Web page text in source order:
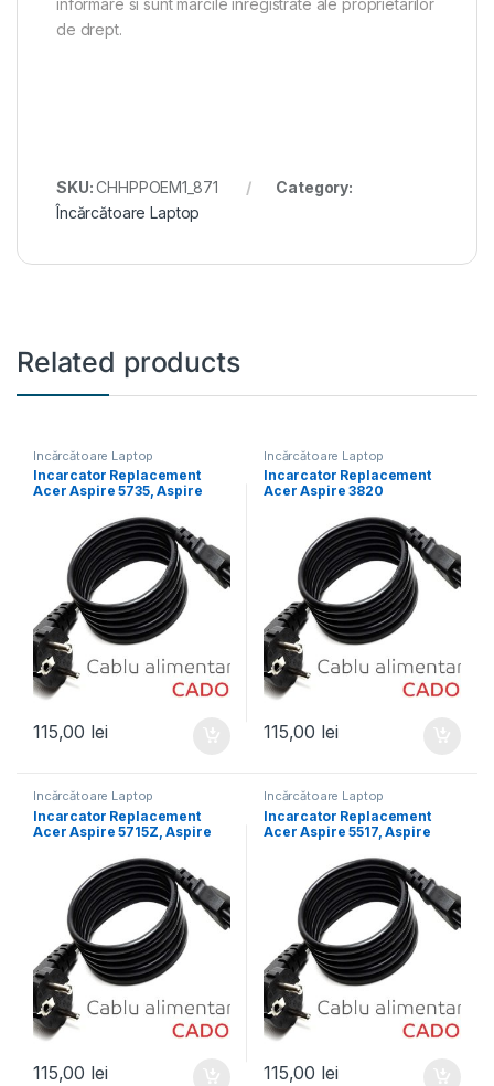
de drept.
SKU:CHHPPOEM1_871
Category:
Încărcătoare Laptop
Related products
Încărcătoare Laptop
Incarcator Replacement
Acer Aspire 5735, Aspire
5736g, Aspire 5736z, Aspire
5736zg, Aspire 5737, Aspire
5737G
115,00 lei
Încărcătoare Laptop
Incarcator Replacement
Acer Aspire 3820
Aspire 4220, Aspire 4235,
Aspire 4240, Aspire 4250,
Aspire 4251, Aspire 4251G
115,00 lei
Încărcătoare Laptop
Incarcator Replacement
Acer Aspire 5715Z, Aspire
5732, Aspire 5732z, Aspire
5732ZG, Aspire 5733, Aspire
115,00 lei
Încărcătoare Laptop
Incarcator Replacement
Acer Aspire 5517, Aspire
5532z, Aspire 5532zg, Aspire
5534, Aspire 5535, Aspire
115,00 lei